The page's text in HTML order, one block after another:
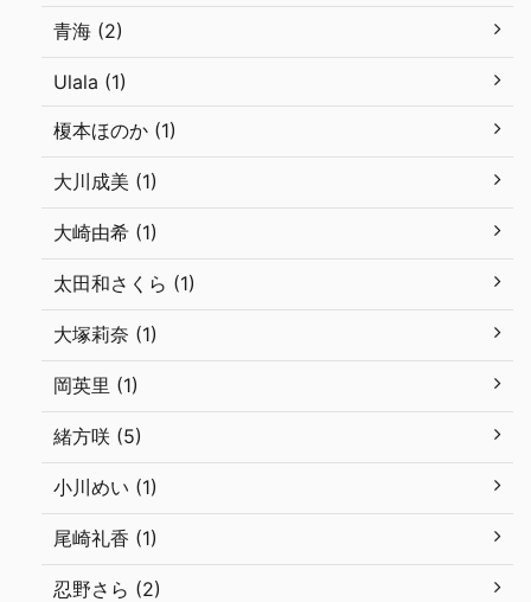
青海 (2)
Ulala (1)
榎本ほのか (1)
大川成美 (1)
大崎由希 (1)
太田和さくら (1)
大塚莉奈 (1)
岡英里 (1)
緒方咲 (5)
小川めい (1)
尾崎礼香 (1)
忍野さら (2)